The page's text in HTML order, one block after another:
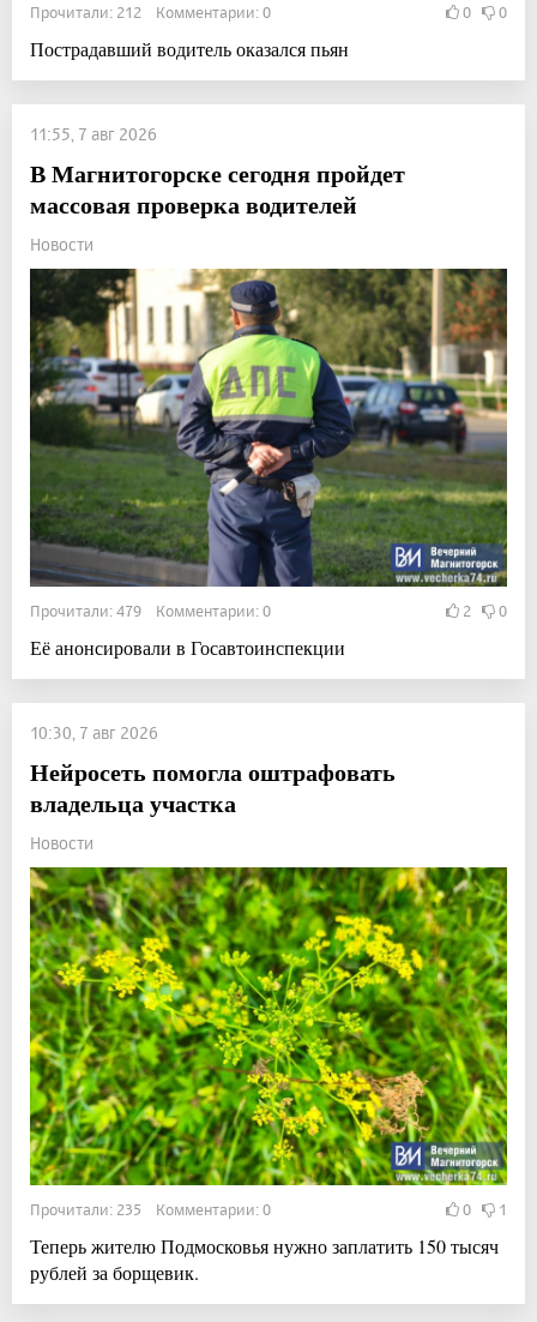
Прочитали: 212 Комментарии: 0 0 0
Пострадавший водитель оказался пьян
11:55, 7 авг 2026
В Магнитогорске сегодня пройдет
массовая проверка водителей
Новости
Прочитали: 479 Комментарии: 0 2 0
Её анонсировали в Госавтоинспекции
10:30, 7 авг 2026
Нейросеть помогла оштрафовать
владельца участка
Новости
Прочитали: 235 Комментарии: 0 0 1
Теперь жителю Подмосковья нужно заплатить 150 тысяч
рублей за борщевик.